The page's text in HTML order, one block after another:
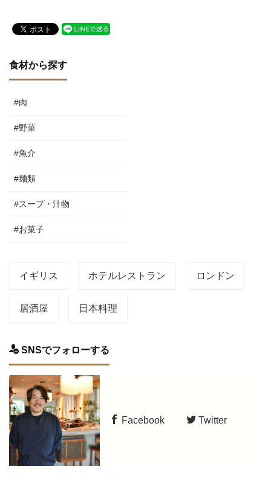
食材から探す
#肉
#野菜
#魚介
#麺類
#スープ・汁物
#お菓子
イギリス ホテルレストラン ロンドン
居酒屋 日本料理
SNSでフォローする
Facebook Twitter